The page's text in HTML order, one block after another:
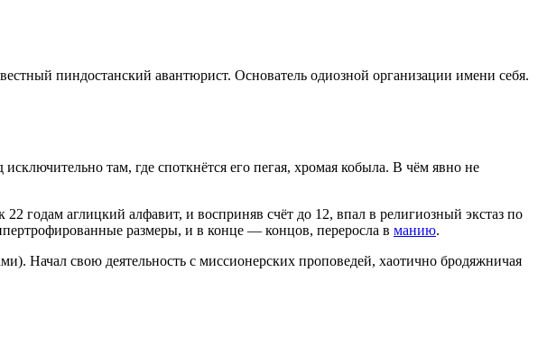
пиндостанский авантюрист. Основатель одиозной организации имени себя.
там, где споткнётся его пегая, хромая кобыла. В чём явно не
годам аглицкий алфавит, и восприняв счёт до 12, впал в религиозный экстаз по
размеры, и в конце — концов, переросла в манию.
Начал свою деятельность с миссионерских проповедей, хаотично бродяжничая